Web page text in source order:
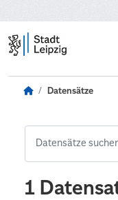
Datensätze
1